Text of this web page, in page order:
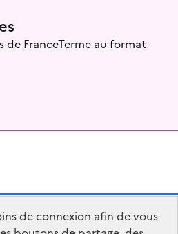
de FranceTerme au format
de connexion afin de vous